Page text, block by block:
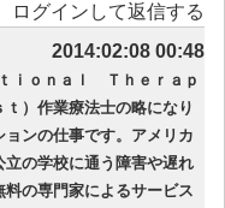
ログインして返信する
2014:02:08 00:48
ｉｏｎａｌ Ｔｈｅｒａｐ
ｔ）作業療法士の略になり
ョンの仕事です。アメリカ
の学校に通う障害や遅れ
の専門家によるサービス